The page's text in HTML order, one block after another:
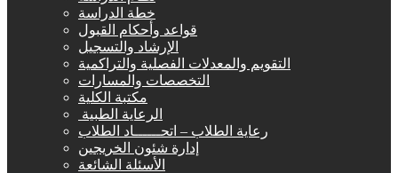
خطة الدراسة
قواعد وأحكام القبول
الإرشاد والتسجيل
التقويم والمعدلات الفصلية والتراكمية
التخصصات والمسارات
مكتبة الكلية
الرعاية الطبية ‏
رعاية الطلاب – اتحــــــاد الطلاب
إدارة شئون الخريجين
الأسئلة الشائعة